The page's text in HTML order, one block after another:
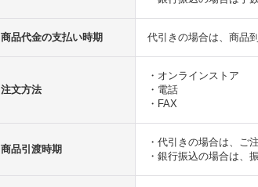
商品代金の支払い時期 代引きの場合は、商品
注文方法
・オンラインストア
・電話
・FAX
商品引渡時期
・代引きの場合は、ご
・銀行振込の場合は、